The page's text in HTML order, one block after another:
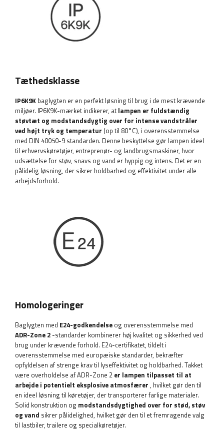
Tæthedsklasse
IP6K9K baglygten er en perfekt løsning til brug i de mest krævende
miljøer. IP6K9K-mærket indikerer, atlampen er fuldstændig
støvtæt og modstandsdygtig over for intense vandstråler
ved højt tryk og temperatur (op til 80°C), i overensstemmelse
med DIN 40050-9 standarden. Denne beskyttelse gør lampen ideel
til erhvervskøretøjer, entreprenør- og landbrugsmaskiner, hvor
udsættelse for støv, snavs og vand er hyppig og intens. Det er en
pålidelig løsning, der sikrer holdbarhed og effektivitet under alle
arbejdsforhold.
Homologeringer
Baglygten med E24-godkendelse og overensstemmelse med
ADR-Zone 2 -standarder kombinerer høj kvalitet og sikkerhed ved
brug under krævende forhold. E24-certifikatet, tildelt i
overensstemmelse med europæiske standarder, bekræfter
opfyldelsen af ​​strenge krav til lyseffektivitet og holdbarhed. Takket
være overholdelse af ADR-Zone 2 er lampen tilpasset til at
arbejde i potentielt eksplosive atmosfærer , hvilket gør den til
en ideel løsning til køretøjer, der transporterer farlige materialer.
Solid konstruktion og modstandsdygtighed over for stød, støv
og vand sikrer pålidelighed, hvilket gør den til et fremragende valg
til lastbiler, trailere og specialkøretøjer.